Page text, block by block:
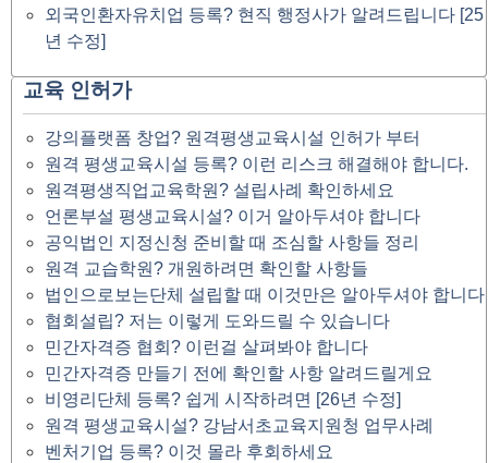
외국인환자유치업 등록? 현직 행정사가 알려드립니다 [25
년 수정]
교육 인허가
강의플랫폼 창업? 원격평생교육시설 인허가 부터
원격 평생교육시설 등록? 이런 리스크 해결해야 합니다.
원격평생직업교육학원? 설립사례 확인하세요
언론부설 평생교육시설? 이거 알아두셔야 합니다
공익법인 지정신청 준비할 때 조심할 사항들 정리
원격 교습학원? 개원하려면 확인할 사항들
법인으로보는단체 설립할 때 이것만은 알아두셔야 합니다
협회설립? 저는 이렇게 도와드릴 수 있습니다
민간자격증 협회? 이런걸 살펴봐야 합니다
민간자격증 만들기 전에 확인할 사항 알려드릴게요
비영리단체 등록? 쉽게 시작하려면 [26년 수정]
원격 평생교육시설? 강남서초교육지원청 업무사례
벤처기업 등록? 이것 몰라 후회하세요